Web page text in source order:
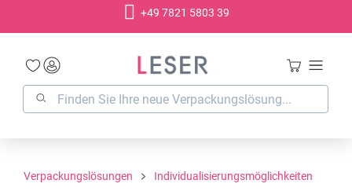
+49 7821 5803 39
Verpackungslösungen Individualisierungsmöglichkeiten